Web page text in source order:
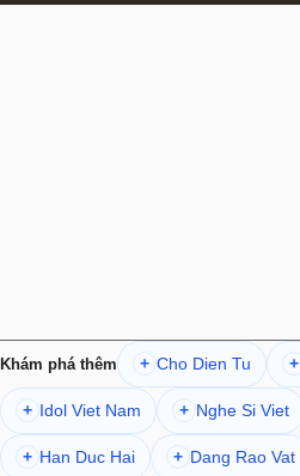
Khám phá thêm + Cho Dien Tu +
+ Idol Viet Nam + Nghe Si Viet
+ Han Duc Hai + Dang Rao Vat